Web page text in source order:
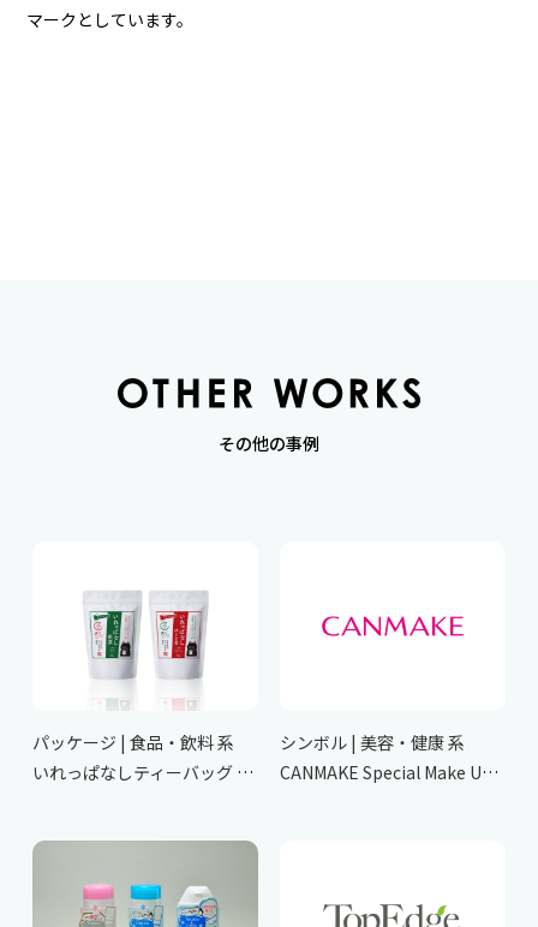
マークとしています。
その他の事例
パッケージ | 食品・飲料 系
いれっぱなしティーバッグ 煎茶・ほうじ茶
シンボル | 美容・健康 系
CANMAKE Special Make Up Line